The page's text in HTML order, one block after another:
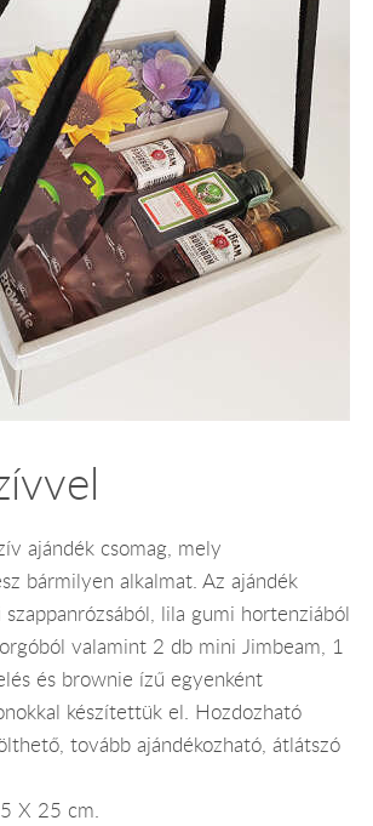
ajándék csomag, mely
bármilyen alkalmat. Az ajándék
szappanrózsából, lila gumi hortenziából
valamint 2 db mini Jimbeam, 1
és brownie ízű egyenként
készítettük el. Hozdozható
tovább ajándékozható, átlátszó
X 25 cm.